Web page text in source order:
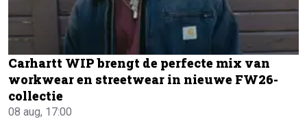
Carhartt WIP brengt de perfecte mix van
workwear en streetwear in nieuwe FW26-
collectie
08 aug, 17:00